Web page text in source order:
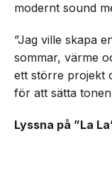
modernt sound
”Jag ville skapa
sommar, värme
ett större projekt
för att sätta
Lyssna på ”La